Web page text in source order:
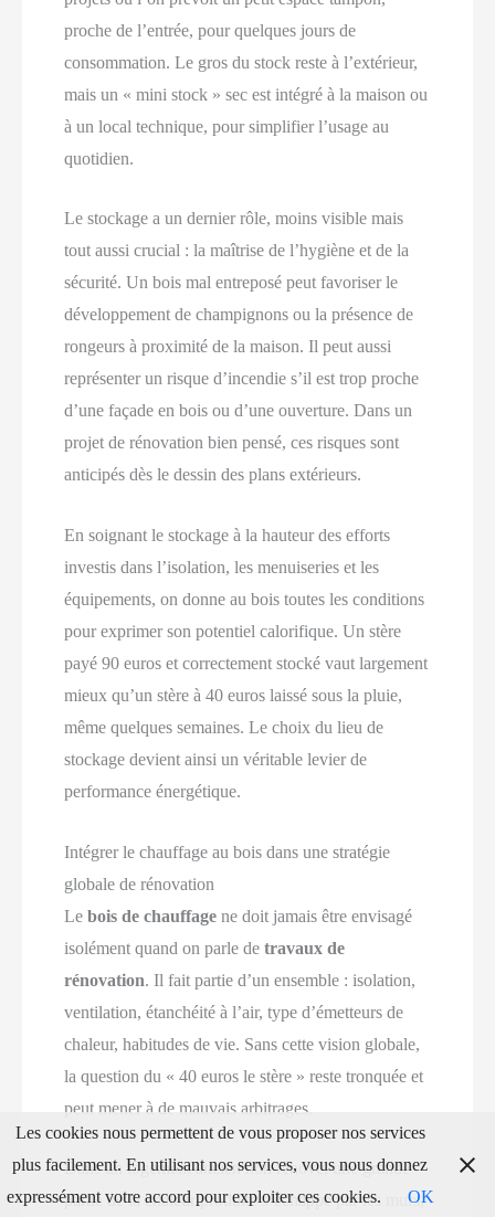
proche de l’entrée, pour quelques jours de
consommation. Le gros du stock reste à l’extérieur,
mais un « mini stock » sec est intégré à la maison ou
à un local technique, pour simplifier l’usage au
quotidien.
Le stockage a un dernier rôle, moins visible mais
tout aussi crucial : la maîtrise de l’hygiène et de la
sécurité. Un bois mal entreposé peut favoriser le
développement de champignons ou la présence de
rongeurs à proximité de la maison. Il peut aussi
représenter un risque d’incendie s’il est trop proche
d’une façade en bois ou d’une ouverture. Dans un
projet de rénovation bien pensé, ces risques sont
anticipés dès le dessin des plans extérieurs.
En soignant le stockage à la hauteur des efforts
investis dans l’isolation, les menuiseries et les
équipements, on donne au bois toutes les conditions
pour exprimer son potentiel calorifique. Un stère
payé 90 euros et correctement stocké vaut largement
mieux qu’un stère à 40 euros laissé sous la pluie,
même quelques semaines. Le choix du lieu de
stockage devient ainsi un véritable levier de
performance énergétique.
Intégrer le chauffage au bois dans une stratégie
globale de rénovation
Lebois de chauffage ne doit jamais être envisagé
isolément quand on parle detravaux de
rénovation. Il fait partie d’un ensemble : isolation,
ventilation, étanchéité à l’air, type d’émetteurs de
chaleur, habitudes de vie. Sans cette vision globale,
la question du « 40 euros le stère » reste tronquée et
peut mener à de mauvais arbitrages.
Dans un logement ancien non rénové, une grande
partie de la chaleur produite s’échappe par les murs,
Les cookies nous permettent de vous proposer nos services
plus facilement. En utilisant nos services, vous nous donnez
expressément votre accord pour exploiter ces cookies.
OK